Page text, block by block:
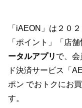
「iAEON」は２０
「ポイント」「店
ータルアプリ で、
ド決済サービス「
ポン でおトクにお
す。